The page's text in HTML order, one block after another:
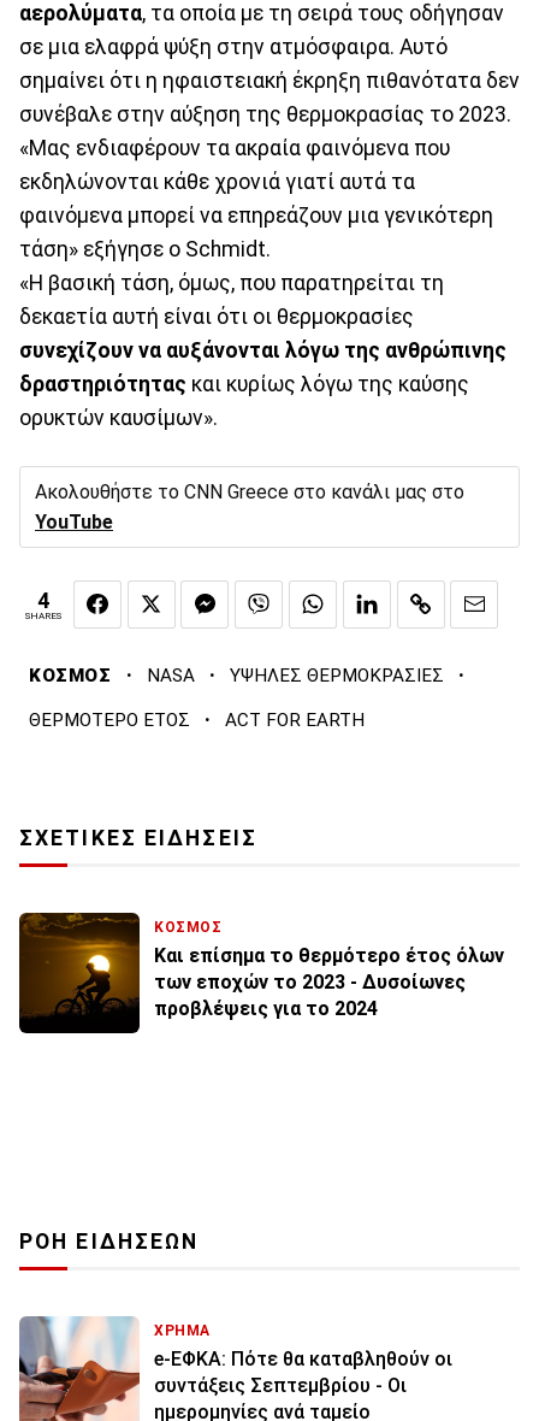
αερολύματα, τα οποία με τη σειρά τους οδήγησαν
σε μια ελαφρά ψύξη στην ατμόσφαιρα. Αυτό
σημαίνει ότι η ηφαιστειακή έκρηξη πιθανότατα δεν
συνέβαλε στην αύξηση της θερμοκρασίας το 2023.
«Μας ενδιαφέρουν τα ακραία φαινόμενα που
εκδηλώνονται κάθε χρονιά γιατί αυτά τα
φαινόμενα μπορεί να επηρεάζουν μια γενικότερη
τάση» εξήγησε ο Schmidt.
«Η βασική τάση, όμως, που παρατηρείται τη
δεκαετία αυτή είναι ότι οι θερμοκρασίες
συνεχίζουν να αυξάνονται λόγω της ανθρώπινης
δραστηριότητας και κυρίως λόγω της καύσης
ορυκτών καυσίμων».
Ακολουθήστε το CNN Greece στο κανάλι μας στο
YouTube
4
SHARES
ΚΟΣΜΟΣ · NASA · ΥΨΗΛΕΣ ΘΕΡΜΟΚΡΑΣΙΕΣ ·
ΘΕΡΜΟΤΕΡΟ ΕΤΟΣ · ACT FOR EARTH
ΣΧΕΤΙΚΕΣ ΕΙΔΗΣΕΙΣ
ΚΟΣΜΟΣ
Και επίσημα το θερμότερο έτος όλων
των εποχών το 2023 - Δυσοίωνες
προβλέψεις για το 2024
ΡΟΗ ΕΙΔΗΣΕΩΝ
ΧΡΗΜΑ
e-ΕΦΚΑ: Πότε θα καταβληθούν οι
συντάξεις Σεπτεμβρίου - Οι
ημερομηνίες ανά ταμείο